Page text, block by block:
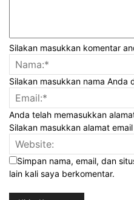
Silakan masukkan komentar
Silakan masukkan nama Anda
Anda telah memasukkan
Silakan masukkan alamat
Simpan nama, email, dan
lain kali saya berkomentar.